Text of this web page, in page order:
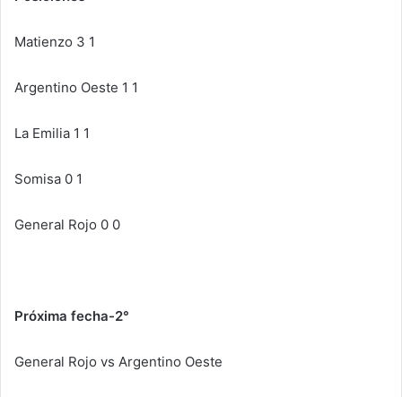
Matienzo 3 1
Argentino Oeste 1 1
La Emilia 1 1
Somisa 0 1
General Rojo 0 0
Próxima fecha-2°
General Rojo vs Argentino Oeste